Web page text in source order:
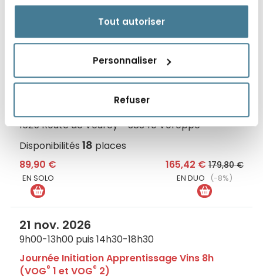
Tout autoriser
Personnaliser
Refuser
9h00-13h00
1 : initiation à la dégustation - 4h
1625 Route de Veurey - 38340 Voreppe
Disponibilités 18 places
89,90 €
EN SOLO
165,42 € 179,80 €
EN DUO (-8%)
21 nov. 2026
9h00-13h00 puis 14h30-18h30
Journée Initiation Apprentissage Vins 8h
(VOG® 1 et VOG® 2)